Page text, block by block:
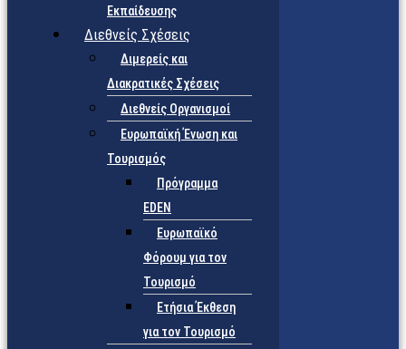
Εκπαίδευσης
Διεθνείς Σχέσεις
Διμερείς και
Διακρατικές Σχέσεις
Διεθνείς Οργανισμοί
Ευρωπαϊκή Ένωση και
Τουρισμός
Πρόγραμμα
EDEN
Ευρωπαϊκό
Φόρουμ για τον
Τουρισμό
Ετήσια Έκθεση
για τον Τουρισμό